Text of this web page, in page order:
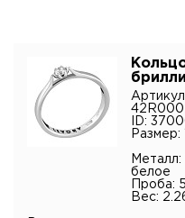
ID:
Размер:
Металл:
белое
Проба:
Вес:
Я подтверждаю
конфиденциальностии
персональных данных.*